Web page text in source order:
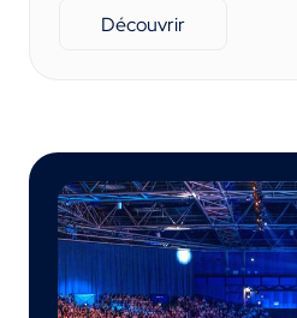
Découvrir